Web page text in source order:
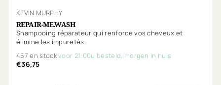
KEVIN MURPHY
REPAIR-ME.WASH
Shampooing réparateur qui renforce vos cheveux et
élimine les impuretés.
457 en stockvoor 21:00u besteld, morgen in huis
€36,75